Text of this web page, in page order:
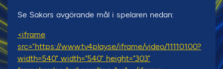
Se Sakors avgörande mål i spelaren nedan:
<iframe
src="https://www.tv4play.se/iframe/video/11110100?
width=540" width="540" height="303"